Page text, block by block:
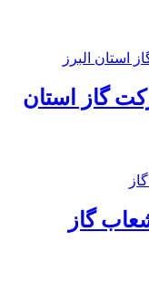
گاز استان
گاز